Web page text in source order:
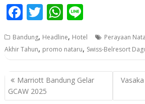
F
ac
e
b
o
o
T
w
itt
er
W
h
at
s
A
p
e
Bandung, Headline, Hotel Perayaan
Akhir Tahun, promo nataru, Swiss-Belresort
P
o
Marriott Bandung Gelar
GCAW 2025